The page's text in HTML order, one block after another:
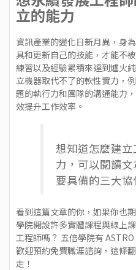
立的能力
資訊產業的變化日新月異，身
具和更新自己的技能，才能不
練習以及經驗累積來達到爐火
立機器取代不了的軟性實力，
題的執行力和團隊的溝通能力
效提升工作效率。
想知道怎麼建
力，可以閱讀文
要具備的三大協
看到這篇文章的你，如果你也
學院開設許多實體課程與線上
工程師嗎？ 五倍學院有
歡迎預約免費職涯諮詢 ，這條
走！